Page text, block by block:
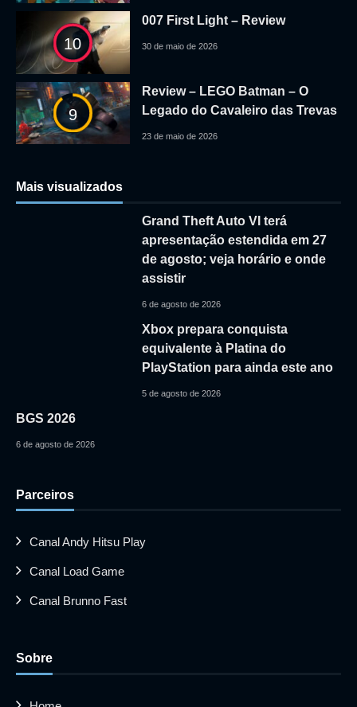
10
007 First Light – Review
30 de maio de 2026
9
Review – LEGO Batman – O
Legado do Cavaleiro das Trevas
23 de maio de 2026
Mais visualizados
Grand Theft Auto VI terá
apresentação estendida em 27
de agosto; veja horário e onde
assistir
6 de agosto de 2026
Xbox prepara conquista
equivalente à Platina do
PlayStation para ainda este ano
5 de agosto de 2026
BGS 2026
6 de agosto de 2026
Parceiros
Canal Andy Hitsu Play
Canal Load Game
Canal Brunno Fast
Sobre